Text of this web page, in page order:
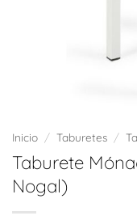
Inicio / Taburetes /
Taburete
Nogal)